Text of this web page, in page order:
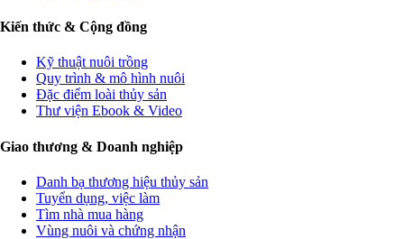
Kiến thức & Cộng đồng
Kỹ thuật nuôi trồng
Quy trình & mô hình nuôi
Đặc điểm loài thủy sản
Thư viện Ebook & Video
Giao thương & Doanh nghiệp
Danh bạ thương hiệu thủy sản
Tuyển dụng, việc làm
Tìm nhà mua hàng
Vùng nuôi và chứng nhận